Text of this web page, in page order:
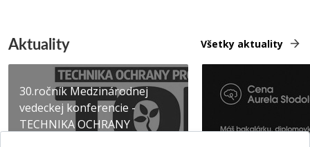
Aktuality Všetky aktuality
30.ročník Medzinárodnej
vedeckej konferencie -
TECHNIKA OCHRANY